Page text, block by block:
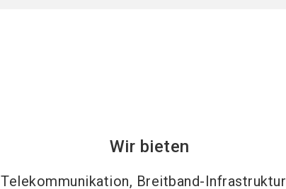
Wir bieten
Telekommunikation, Breitband-Infrastruktur